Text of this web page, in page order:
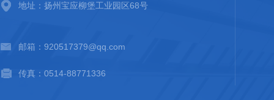
地址：扬州宝应柳堡工业园区68号
邮箱：920517379@qq.com
传真：0514-88771336